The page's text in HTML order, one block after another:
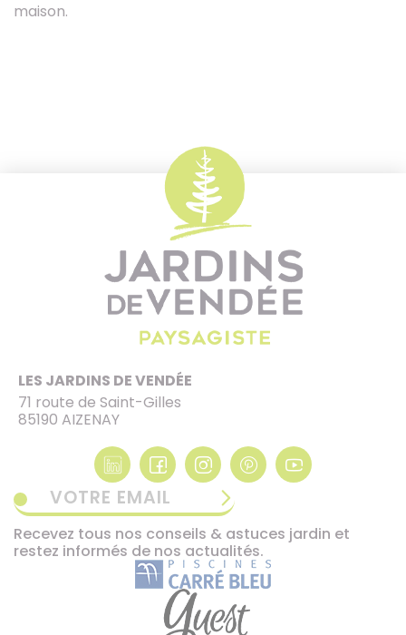
maison.
LES JARDINS DE VENDÉE
71 route de Saint-Gilles
85190 AIZENAY
VOTRE EMAIL
Recevez tous nos conseils & astuces jardin et
restez informés de nos actualités.